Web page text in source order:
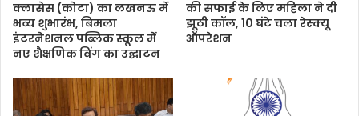
क्लासेस (कोटा) का लखनऊ में
भव्य शुभारंभ, बिमला
इंटरनेशनल पब्लिक स्कूल में
नए शैक्षणिक विंग का उद्घाटन
की सफाई के लिए महिला ने दी
झूठी कॉल, 10 घंटे चला रेस्क्यू
ऑपरेशन